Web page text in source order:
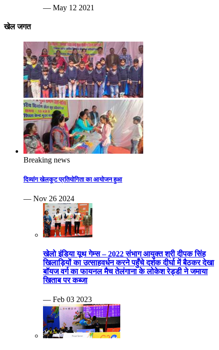
— May 12 2021
खेल जगत
Breaking news
दिव्यांग खेलकूट प्रतियोगिता का आयोजन हुआ
— Nov 26 2024
खेलो इंडिया यूथ गेम्स – 2022 संभाग आयुक्त श्री दीपक सिंह
खिलाड़ियों का उत्साहवर्धन करने पहुँचे दर्शक दीर्घा में बैठकर देखा
बॉयज वर्ग का फायनल मैच तेलंगाना के लोकेश रेड्डी ने जमाया
खिताब पर कब्जा
— Feb 03 2023